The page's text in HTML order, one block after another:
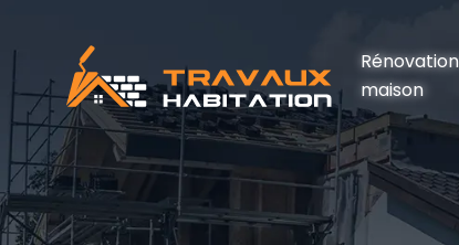
maison